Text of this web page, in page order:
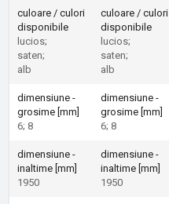
culoare / culori
disponibile
lucios;
saten;
alb
culoare / culori
disponibile
lucios;
saten;
alb
dimensiune -
grosime [mm]
6; 8
dimensiune -
grosime [mm]
6; 8
dimensiune -
inaltime [mm]
1950
dimensiune -
inaltime [mm]
1950